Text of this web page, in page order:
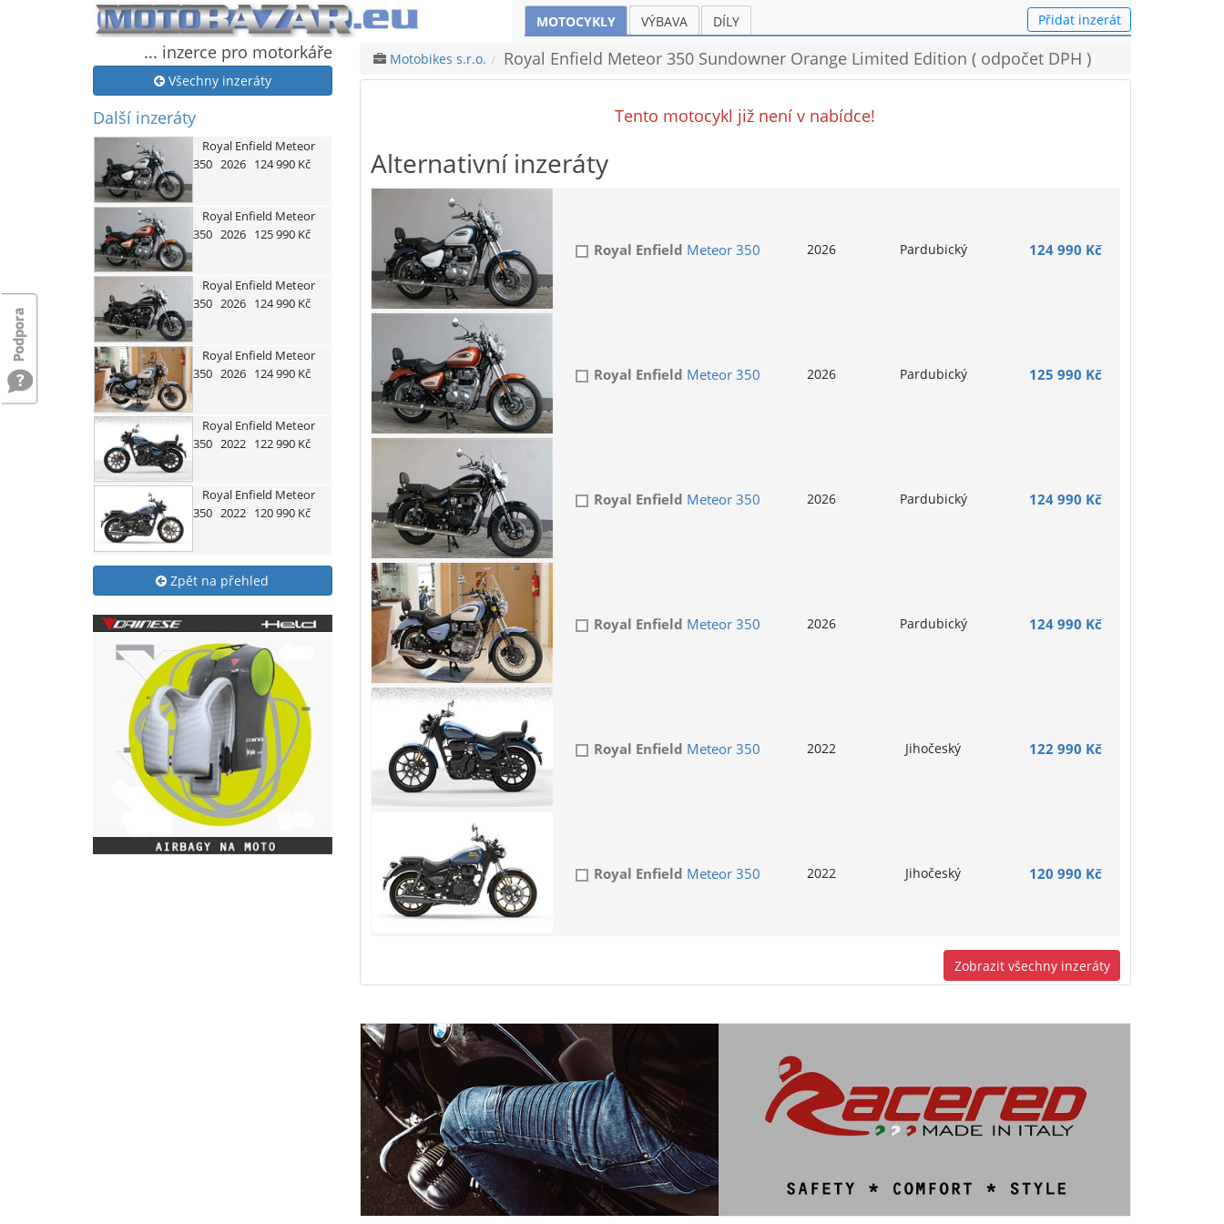
MOTOCYKLY VÝBAVA DÍLY Přidat inzerát
... inzerce pro motorkáře
Všechny inzeráty
Další inzeráty
Royal Enfield Meteor
350 2026 124 990 Kč
Royal Enfield Meteor
350 2026 125 990 Kč
Royal Enfield Meteor
350 2026 124 990 Kč
Royal Enfield Meteor
350 2026 124 990 Kč
Royal Enfield Meteor
350 2022 122 990 Kč
Royal Enfield Meteor
350 2022 120 990 Kč
Zpět na přehled
Motobikes s.r.o. Royal Enfield Meteor 350 Sundowner Orange Limited Edition ( odpočet DPH )
Tento motocykl již není v nabídce!
Alternativní inzeráty
Royal Enfield Meteor 350 2026 Pardubický 124 990 Kč
Royal Enfield Meteor 350 2026 Pardubický 125 990 Kč
Royal Enfield Meteor 350 2026 Pardubický 124 990 Kč
Royal Enfield Meteor 350 2026 Pardubický 124 990 Kč
Royal Enfield Meteor 350 2022 Jihočeský 122 990 Kč
Royal Enfield Meteor 350 2022 Jihočeský 120 990 Kč
Zobrazit všechny inzeráty